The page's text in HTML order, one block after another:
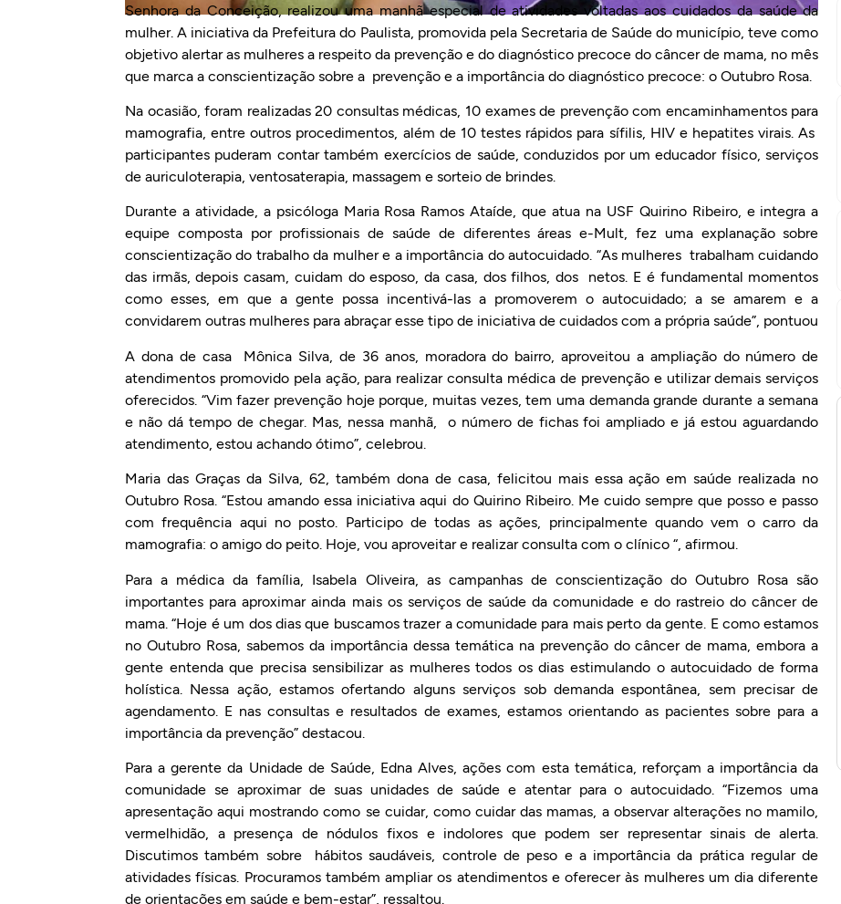
Senhora da Conceição, realizou uma manhã especial de atividades voltadas aos cuidados da saúde da
mulher. A iniciativa da Prefeitura do Paulista, promovida pela Secretaria de Saúde do município, teve como
objetivo alertar as mulheres a respeito da prevenção e do diagnóstico precoce do câncer de mama, no mês
que marca a conscientização sobre a prevenção e a importância do diagnóstico precoce: o Outubro Rosa.
Na ocasião, foram realizadas 20 consultas médicas, 10 exames de prevenção com encaminhamentos para
mamografia, entre outros procedimentos, além de 10 testes rápidos para sífilis, HIV e hepatites virais. As
participantes puderam contar também exercícios de saúde, conduzidos por um educador físico, serviços
de auriculoterapia, ventosaterapia, massagem e sorteio de brindes.
Durante a atividade, a psicóloga Maria Rosa Ramos Ataíde, que atua na USF Quirino Ribeiro, e integra a
equipe composta por profissionais de saúde de diferentes áreas e-Mult, fez uma explanação sobre
conscientização do trabalho da mulher e a importância do autocuidado. “As mulheres trabalham cuidando
das irmãs, depois casam, cuidam do esposo, da casa, dos filhos, dos netos. E é fundamental momentos
como esses, em que a gente possa incentivá-las a promoverem o autocuidado; a se amarem e a
convidarem outras mulheres para abraçar esse tipo de iniciativa de cuidados com a própria saúde”, pontuou
A dona de casa Mônica Silva, de 36 anos, moradora do bairro, aproveitou a ampliação do número de
atendimentos promovido pela ação, para realizar consulta médica de prevenção e utilizar demais serviços
oferecidos. “Vim fazer prevenção hoje porque, muitas vezes, tem uma demanda grande durante a semana
e não dá tempo de chegar. Mas, nessa manhã, o número de fichas foi ampliado e já estou aguardando
atendimento, estou achando ótimo”, celebrou.
Maria das Graças da Silva, 62, também dona de casa, felicitou mais essa ação em saúde realizada no
Outubro Rosa. “Estou amando essa iniciativa aqui do Quirino Ribeiro. Me cuido sempre que posso e passo
com frequência aqui no posto. Participo de todas as ações, principalmente quando vem o carro da
mamografia: o amigo do peito. Hoje, vou aproveitar e realizar consulta com o clínico “, afirmou.
Para a médica da família, Isabela Oliveira, as campanhas de conscientização do Outubro Rosa são
importantes para aproximar ainda mais os serviços de saúde da comunidade e do rastreio do câncer de
mama. “Hoje é um dos dias que buscamos trazer a comunidade para mais perto da gente. E como estamos
no Outubro Rosa, sabemos da importância dessa temática na prevenção do câncer de mama, embora a
gente entenda que precisa sensibilizar as mulheres todos os dias estimulando o autocuidado de forma
holística. Nessa ação, estamos ofertando alguns serviços sob demanda espontânea, sem precisar de
agendamento. E nas consultas e resultados de exames, estamos orientando as pacientes sobre para a
importância da prevenção” destacou.
Para a gerente da Unidade de Saúde, Edna Alves, ações com esta temática, reforçam a importância da
comunidade se aproximar de suas unidades de saúde e atentar para o autocuidado. “Fizemos uma
apresentação aqui mostrando como se cuidar, como cuidar das mamas, a observar alterações no mamilo,
vermelhidão, a presença de nódulos fixos e indolores que podem ser representar sinais de alerta.
Discutimos também sobre hábitos saudáveis, controle de peso e a importância da prática regular de
atividades físicas. Procuramos também ampliar os atendimentos e oferecer às mulheres um dia diferente
de orientações em saúde e bem-estar”, ressaltou.